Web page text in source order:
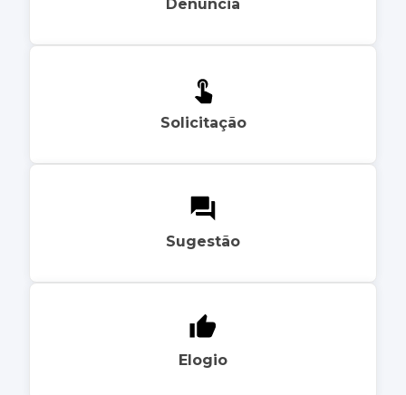
Denúncia
Solicitação
Sugestão
Elogio